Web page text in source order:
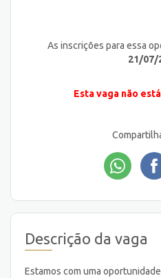
As inscrições para essa
21/07/
Esta vaga não
Descrição da vaga
Estamos com uma